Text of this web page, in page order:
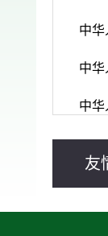
中华
中华
中华
友